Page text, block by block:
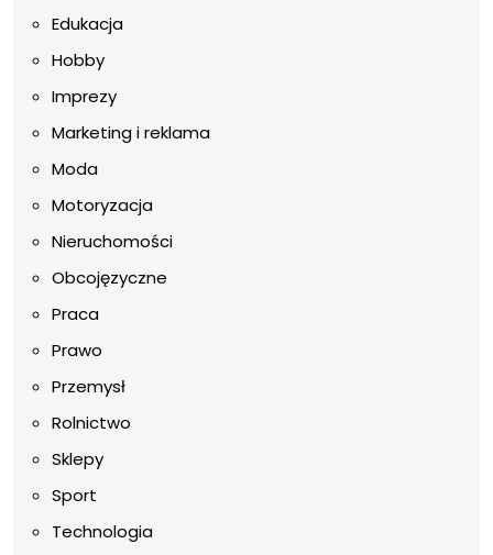
Edukacja
Hobby
Imprezy
Marketing i reklama
Moda
Motoryzacja
Nieruchomości
Obcojęzyczne
Praca
Prawo
Przemysł
Rolnictwo
Sklepy
Sport
Technologia